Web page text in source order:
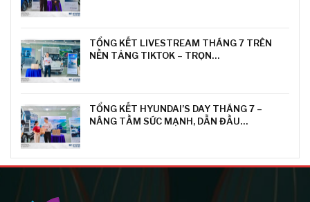
TỔNG KẾT LIVESTREAM THÁNG 7 TRÊN
NỀN TẢNG TIKTOK – TRỌN…
TỔNG KẾT HYUNDAI’S DAY THÁNG 7 –
NÂNG TẦM SỨC MẠNH, DẪN ĐẦU…